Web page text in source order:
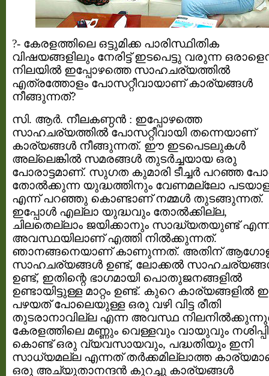
?- കേരളത്തിലെ ഒട്ടുമിക്ക പാരിസ്ഥിതിക
വിഷയങ്ങളിലും നേരിട്ട് ഇടപെട്ടു വരുന്ന
നിലയില്‍ ഇപ്പോഴത്തെ സാഹചര്യത്തില്‍
എത്രത്തോളം പോസറ്റീവായാണ് കാര്യങ്ങള്‍
നീങ്ങുന്നത്?
സി. ആര്‍. നീലകണ്ഠന്‍ : ഇപ്പോഴത്തെ
സാഹചര്യത്തില്‍ പോസറ്റീവായി തന്നെയാണ്
കാര്യങ്ങള്‍ നീങ്ങുന്നത്. ഈ ഇടപെടലുകള്‍
അല്ലെങ്കില്‍ സമരങ്ങള്‍ തുടര്‍ച്ചയായ ഒരു
പോരാട്ടമാണ്. സുഗത കുമാരി ടീച്ചര്‍ പറഞ്ഞ
തോല്‍ക്കുന്ന യുദ്ധത്തിനും വേണമല്ലോ
എന്ന് പറഞ്ഞു കൊണ്ടാണ് നമ്മള്‍ തുടങ്ങുന്നത്.
ഇപ്പോള്‍ എല്ലാ യുദ്ധവും തോല്‍ക്കില്ല,
ചിലതെല്ലാം ജയിക്കാനും സാദ്ധ്യതയുണ്ട്
അവസ്ഥയിലാണ് എത്തി നില്‍ക്കുന്നത്.
ഞാനങ്ങനെയാണ് കാണുന്നത്. അതിന്
സാഹചര്യങ്ങള്‍ ഉണ്ട്, ലോക്കല്‍
ഉണ്ട്, ഇതിന്റെ ഭാഗമായി പൊതുജനങ്ങളില്‍
ഉണ്ടായിട്ടുള്ള മാറ്റം ഉണ്ട്. കുറെ കാര്യങ്ങളില്‍
പഴയത് പോലെയുള്ള ഒരു വഴി വിട്ട രീതി
തുടരാനാവില്ല എന്ന അവസ്ഥ
കേരളത്തിലെ മണ്ണും വെള്ളവും വായുവും
കൊണ്ട് ഒരു വ്യവസായവും, പദ്ധതിയും ഇനി
സാധ്യമല്ല എന്നത് തര്‍ക്കമില്ലാത്ത
ഒരു അച്യുതാനന്ദന്‍ കുറച്ചു കാര്യങ്ങള്‍